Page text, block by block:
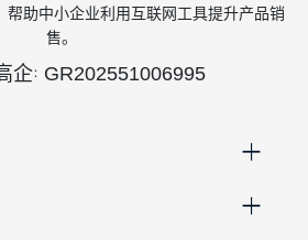
帮助中小企业利用互联网工具提升产品销
售。
企： GR202551006995